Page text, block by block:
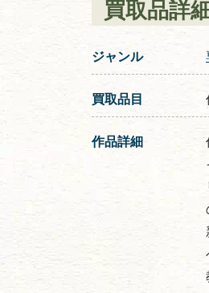
買取品詳
ジャンル
買取品目
作品詳細